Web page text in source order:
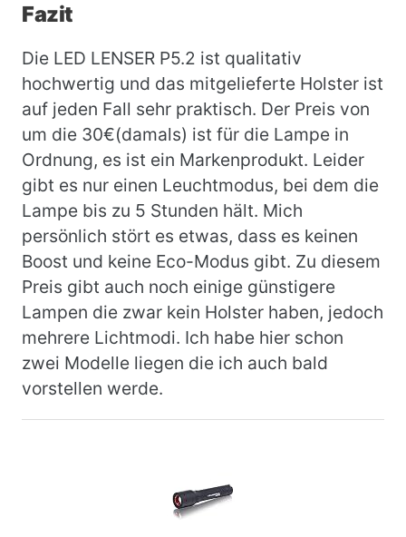
Fazit
Die LED LENSER P5.2 ist qualitativ
hochwertig und das mitgelieferte Holster ist
auf jeden Fall sehr praktisch. Der Preis von
um die 30€(damals) ist für die Lampe in
Ordnung, es ist ein Markenprodukt. Leider
gibt es nur einen Leuchtmodus, bei dem die
Lampe bis zu 5 Stunden hält. Mich
persönlich stört es etwas, dass es keinen
Boost und keine Eco-Modus gibt. Zu diesem
Preis gibt auch noch einige günstigere
Lampen die zwar kein Holster haben, jedoch
mehrere Lichtmodi. Ich habe hier schon
zwei Modelle liegen die ich auch bald
vorstellen werde.